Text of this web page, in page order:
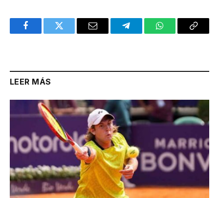
FacebookTwitter Email TelegramWhatsAppCopy
LEER MÁS